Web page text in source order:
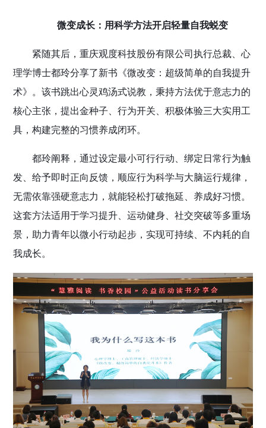
微变成长：用科学方法开启轻量自我蜕变
紧随其后，重庆观度科技股份有限公司执行总裁、心
理学博士都玲分享了新书《微改变：超级简单的自我提升
术》。该书跳出心灵鸡汤式说教，秉持方法优于意志力的
核心主张，提出金种子、行为开关、积极体验三大实用工
具，构建完整的习惯养成闭环。
都玲阐释，通过设定最小可行行动、绑定日常行为触
发、给予即时正向反馈，顺应行为科学与大脑运行规律，
无需依靠强硬意志力，就能轻松打破拖延、养成好习惯。
这套方法适用于学习提升、运动健身、社交突破等多重场
景，助力青年以微小行动起步，实现可持续、不内耗的自
我成长。